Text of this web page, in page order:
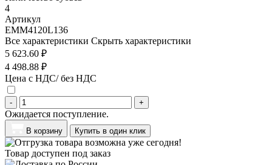
4
Артикул
EMM4120L136
Все характеристики Скрыть характеристики
5 623.60 ₽
4 498.88 ₽
Цена с НДС/ без НДС
- +
Ожидается поступление.
В корзину Купить в один клик
Товар доступен под заказ